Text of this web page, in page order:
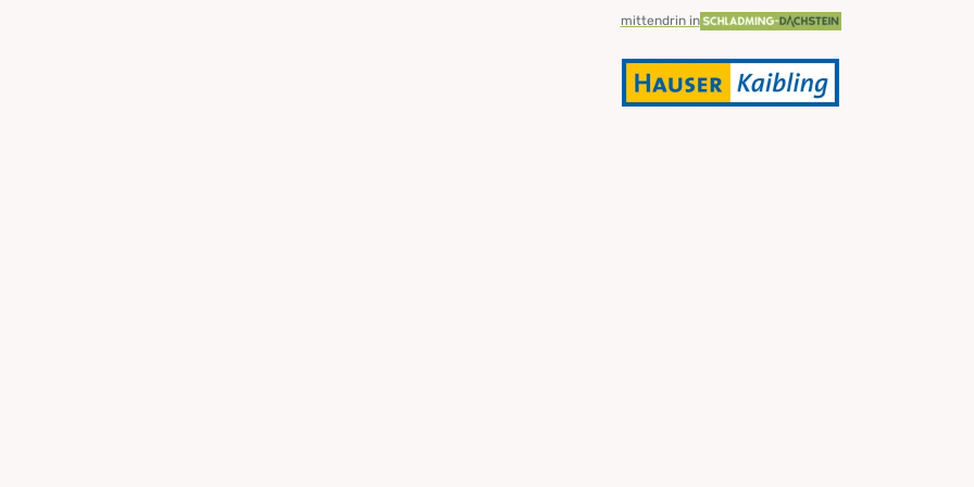
mittendrin in